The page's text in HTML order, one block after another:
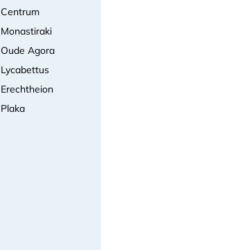
Centrum
Monastiraki
Oude Agora
Lycabettus
Erechtheion
Plaka